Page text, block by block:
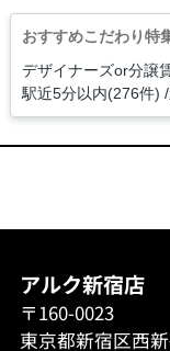
おすすめこだわり特
デザイナーズor分譲
駅近5分以内(276件)
アルク新宿店
〒160-0023
東京都新宿区西